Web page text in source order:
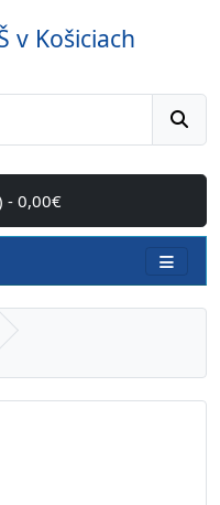
v Košiciach
- 0,00€